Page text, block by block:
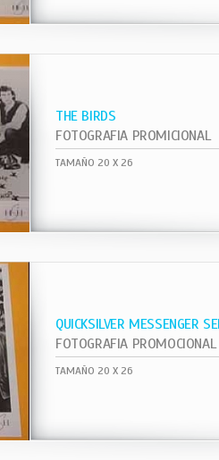
THE BIRDS
FOTOGRAFIA PROMICIONAL
TAMAÑO 20 X 26
QUICKSILVER MESSENGER
FOTOGRAFIA PROMOCIONAL
TAMAÑO 20 X 26